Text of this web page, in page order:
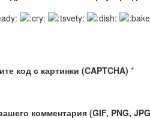
код с картинки (CAPTCHA) *
комментария (GIF, PNG,